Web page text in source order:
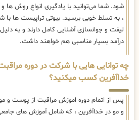
شود. شما می‌توانید با یادگیری انواع روش
، به تسلط خوبی برسید. بیوتی تراپیست ها
لیفت و جوانسازی آشنایی کامل دارند و به
درآمد بسیار مناسبی هم خواهند داشت.
چه توانایی هایی با شرکت در دوره
خداآفرین کسب میکنید؟
پس از اتمام دوره اموزش مراقبت از پوست و
و مو در خداآفرین ، که شامل آموزش های جامعی